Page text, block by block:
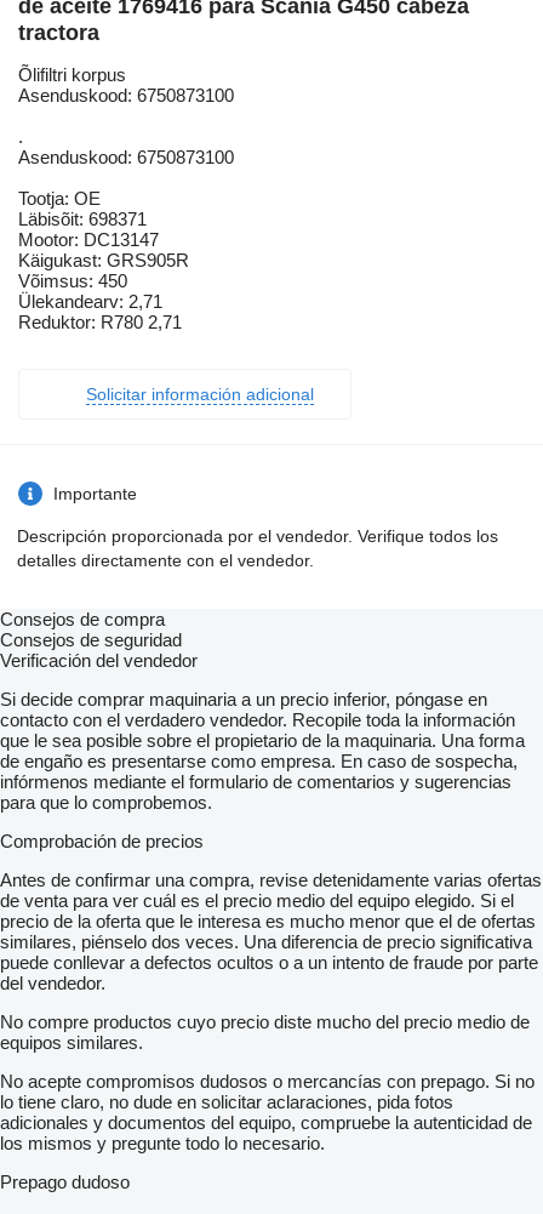
de aceite 1769416 para Scania G450 cabeza
tractora
Õlifiltri korpus
Asenduskood: 6750873100
.
Asenduskood: 6750873100
Tootja: OE
Läbisõit: 698371
Mootor: DC13147
Käigukast: GRS905R
Võimsus: 450
Ülekandearv: 2,71
Reduktor: R780 2,71
Solicitar información adicional
Importante
Descripción proporcionada por el vendedor. Verifique todos los
detalles directamente con el vendedor.
Consejos de compra
Consejos de seguridad
Verificación del vendedor
Si decide comprar maquinaria a un precio inferior, póngase en
contacto con el verdadero vendedor. Recopile toda la información
que le sea posible sobre el propietario de la maquinaria. Una forma
de engaño es presentarse como empresa. En caso de sospecha,
infórmenos mediante el formulario de comentarios y sugerencias
para que lo comprobemos.
Comprobación de precios
Antes de confirmar una compra, revise detenidamente varias ofertas
de venta para ver cuál es el precio medio del equipo elegido. Si el
precio de la oferta que le interesa es mucho menor que el de ofertas
similares, piénselo dos veces. Una diferencia de precio significativa
puede conllevar a defectos ocultos o a un intento de fraude por parte
del vendedor.
No compre productos cuyo precio diste mucho del precio medio de
equipos similares.
No acepte compromisos dudosos o mercancías con prepago. Si no
lo tiene claro, no dude en solicitar aclaraciones, pida fotos
adicionales y documentos del equipo, compruebe la autenticidad de
los mismos y pregunte todo lo necesario.
Prepago dudoso